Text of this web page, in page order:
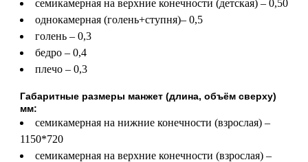
семикамерная на верхние конечности (детская) – 0,50
однокамерная (голень+ступня)– 0,5
голень – 0,3
бедро – 0,4
плечо – 0,3
Габаритные размеры манжет (длина, объём сверху)
мм:
семикамерная на нижние конечности (взрослая) –
1150*720
семикамерная на верхние конечности (взрослая) –